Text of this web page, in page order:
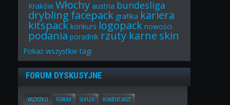
Kraków Włochy austria bundesliga
drybling facepack grafika kariera
kitspack konkurs logopack nowości
podania poradnik rzuty karne skin
Pokaż wszystkie tagi
FORUM DYSKUSYJNE
WSZYSTKO FORUM SUFLER KOMENTARZE